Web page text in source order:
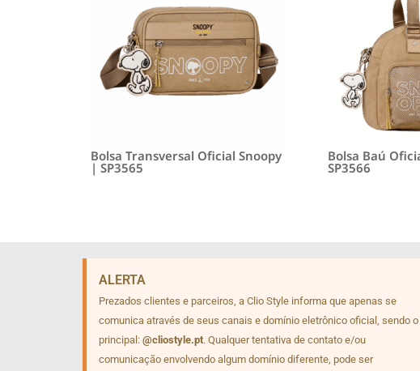
Bolsa Transversal Oficial Snoopy
| SP3565
Bolsa Baú
SP3566
ALERTA
Prezados clientes e parceiros, a Clio Style informa que apenas se
comunica através de seus canais e domínio eletrônico oficial, sendo o
principal: @cliostyle.pt. Qualquer tentativa de contato e/ou
comunicação envolvendo algum domínio diferente, pode ser